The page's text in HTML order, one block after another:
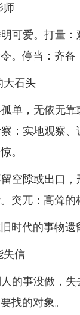
师
可爱。打量
。停当：齐备
大石头
单，无依无
：实地观察、
。
空隙或出口，
突兀：高耸的
时代的事物遗
失信
的事没做，失
找的对象。